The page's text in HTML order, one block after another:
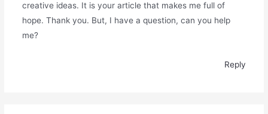
creative ideas. It is your article that makes me full of
hope. Thank you. But, I have a question, can you help
me?
Reply